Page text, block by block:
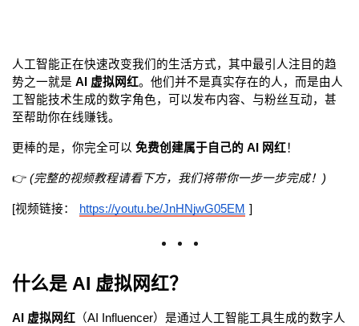
人工智能正在快速改变我们的生活方式，其中最引人注目的趋
势之一就是 AI 虚拟网红。他们并不是真实存在的人，而是由人
工智能技术生成的数字角色，可以发布内容、与粉丝互动，甚
至帮助你在线赚钱。
更棒的是，你完全可以 免费创建属于自己的 AI 网红！
👉 (完整的视频教程请看下方，我们将带你一步一步完成！)
[视频链接： https://youtu.be/JnHNjwG05EM ]
什么是 AI 虚拟网红？
AI 虚拟网红 （AI Influencer）是通过人工智能工具生成的数字人